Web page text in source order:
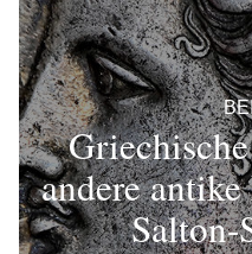
andere
Salton-